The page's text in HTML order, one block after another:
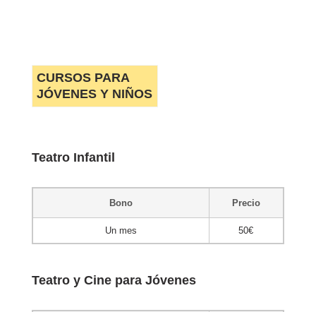
CURSOS PARA
JÓVENES Y NIÑOS
Teatro Infantil
Bono Precio
Un mes 50€
Teatro y Cine para Jóvenes